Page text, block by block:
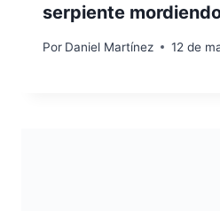
serpiente
Por Daniel Martínez 12 de